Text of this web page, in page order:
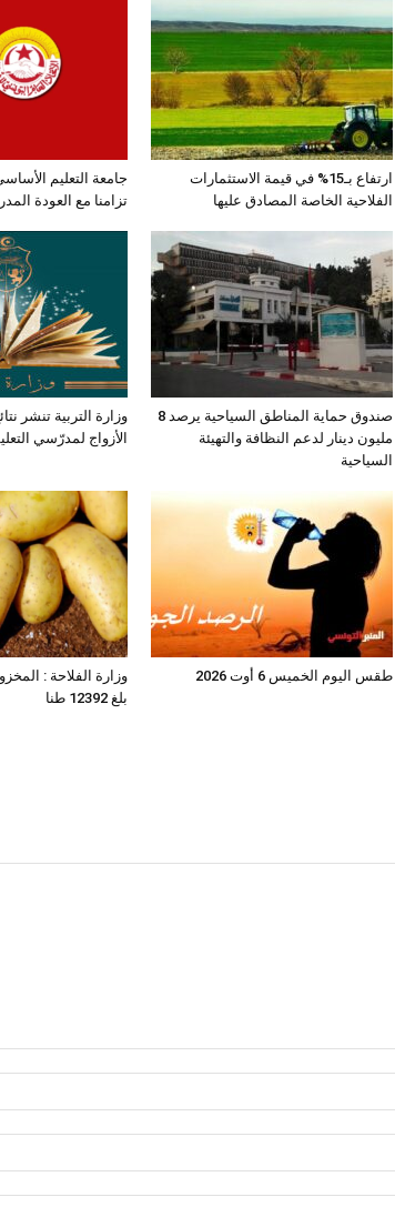
جامعة التعليم
تزامنا مع العودة
ارتفاع بـ15% في قيمة الاستثمارات
الفلاحية الخاصة المصادق عليها
وزارة التربية تنشر
الأزواج لمدرّسي
صندوق حماية المناطق السياحية يرصد 8
مليون دينار لدعم النظافة والتهيئة
السياحية
وزارة الفلاحة :
بلغ 12392 طنا
طقس اليوم الخميس 6 أوت 2026